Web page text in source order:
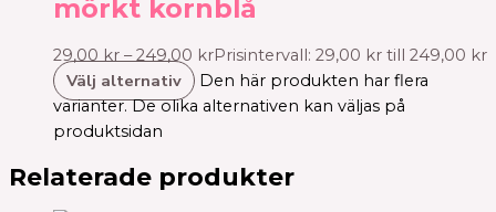
mörkt kornblå
29,00 kr – 249,00 krPrisintervall: 29,00 kr till 249,00 kr
Välj alternativ
Den här produkten har flera
varianter. De olika alternativen kan väljas på
produktsidan
Relaterade produkter